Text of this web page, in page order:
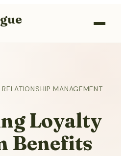
MANAGEMENT
Loyalty
Benefits